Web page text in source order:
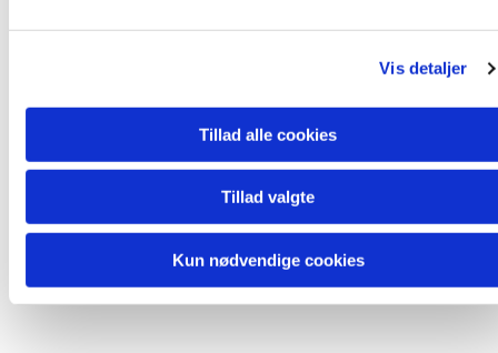
Vis detaljer
Tillad alle cookies
Tillad valgte
Kun nødvendige cookies